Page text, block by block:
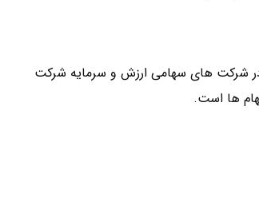
شرکت های سهامی ارزش و سرمایه شرکت
ها است.